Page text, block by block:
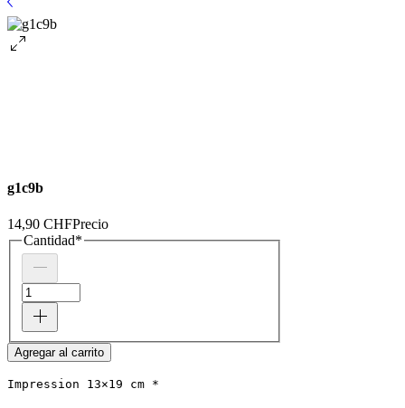
g1c9b
14,90 CHFPrecio
Cantidad*
Agregar al carrito
Impression 13×19 cm *